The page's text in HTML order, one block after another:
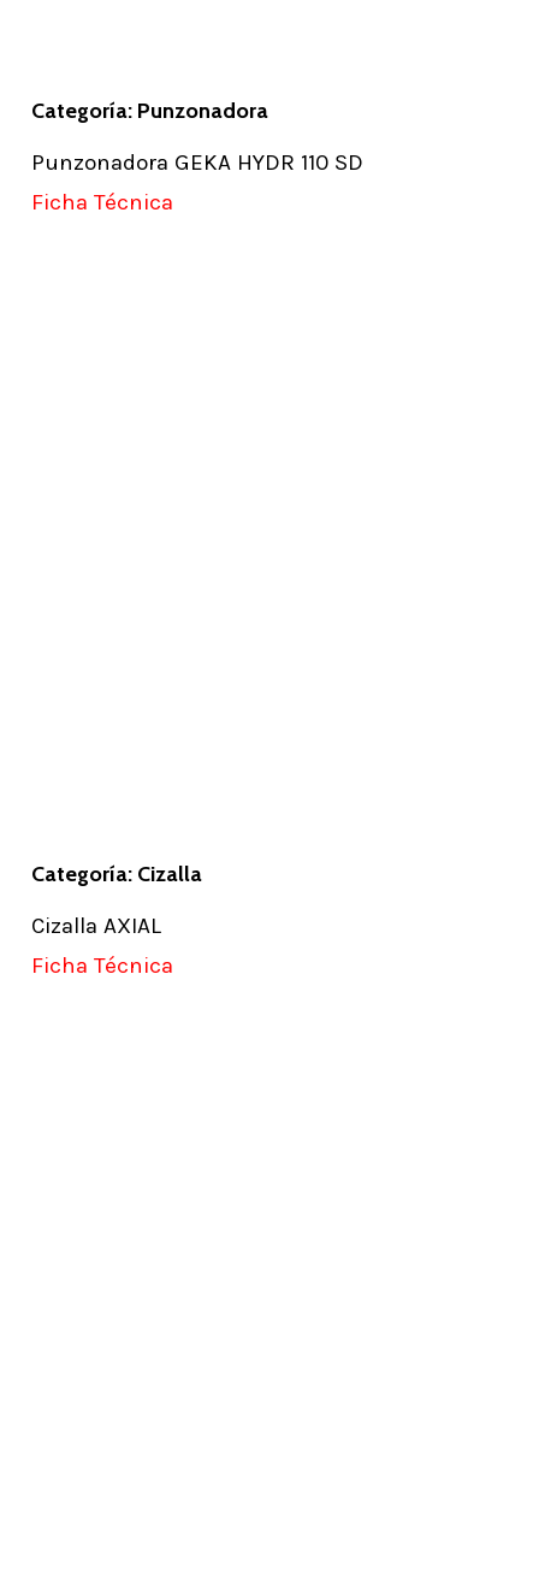
Categoría: Punzonadora
Punzonadora GEKA HYDR 110 SD
Ficha Técnica
Categoría: Cizalla
Cizalla AXIAL
Ficha Técnica